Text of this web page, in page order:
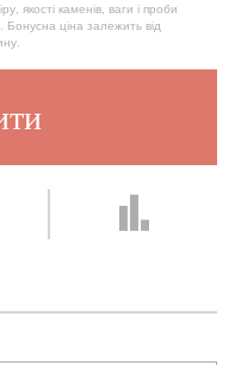
якості каменів, ваги і проби
Бонусна ціна залежить від